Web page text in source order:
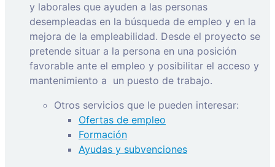
y laborales que ayuden a las personas
desempleadas en la búsqueda de empleo y en la
mejora de la empleabilidad. Desde el proyecto se
pretende situar a la persona en una posición
favorable ante el empleo y posibilitar el acceso y
mantenimiento a un puesto de trabajo.
Otros servicios que le pueden interesar:
Ofertas de empleo
Formación
Ayudas y subvenciones